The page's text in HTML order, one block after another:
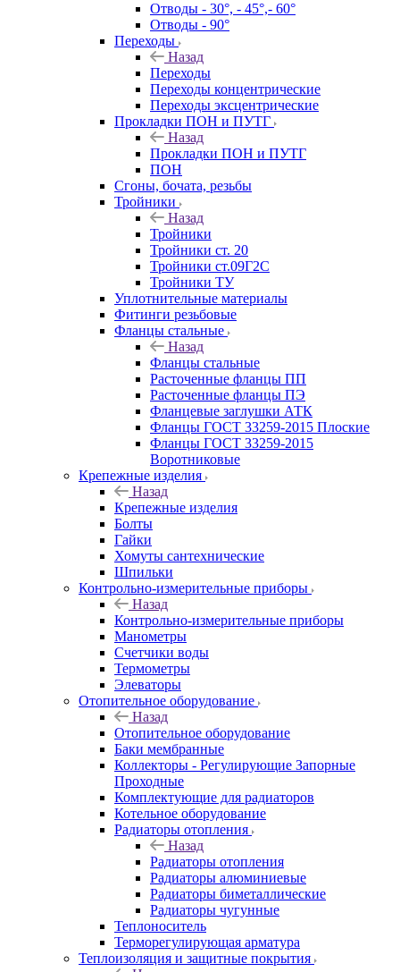
Отводы - 30°, - 45°,- 60°
Отводы - 90°
Переходы
Назад
Переходы
Переходы концентрические
Переходы эксцентрические
Прокладки ПОН и ПУТГ
Назад
Прокладки ПОН и ПУТГ
ПОН
Сгоны, бочата, резьбы
Тройники
Назад
Тройники
Тройники ст. 20
Тройники ст.09Г2С
Тройники ТУ
Уплотнительные материалы
Фитинги резьбовые
Фланцы стальные
Назад
Фланцы стальные
Расточенные фланцы ПП
Расточенные фланцы ПЭ
Фланцевые заглушки АТК
Фланцы ГОСТ 33259-2015 Плоские
Фланцы ГОСТ 33259-2015
Воротниковые
Крепежные изделия
Назад
Крепежные изделия
Болты
Гайки
Хомуты сантехнические
Шпильки
Контрольно-измерительные приборы
Назад
Контрольно-измерительные приборы
Манометры
Счетчики воды
Термометры
Элеваторы
Отопительное оборудование
Назад
Отопительное оборудование
Баки мембранные
Коллекторы - Регулирующие Запорные
Проходные
Комплектующие для радиаторов
Котельное оборудование
Радиаторы отопления
Назад
Радиаторы отопления
Радиаторы алюминиевые
Радиаторы биметаллические
Радиаторы чугунные
Теплоноситель
Терморегулирующая арматура
Теплоизоляция и защитные покрытия